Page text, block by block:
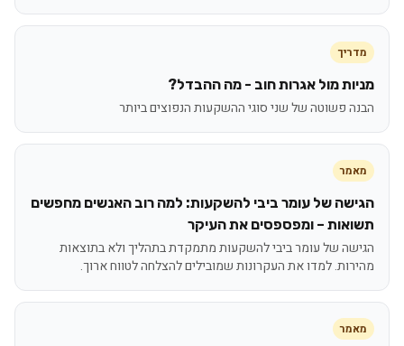
מדריך
מניות מול אגרות חוב - מה ההבדל?
הבנה פשוטה של שני סוגי ההשקעות הנפוצים ביותר
מאמר
הגישה של עומר ביבי להשקעות: למה רוב האנשים מחפשים
תשואות – ומפספסים את העיקר
הגישה של עומר ביבי להשקעות מתמקדת בתהליך ולא בתוצאות
מהירות. למדו את העקרונות שמובילים להצלחה לטווח ארוך.
מאמר